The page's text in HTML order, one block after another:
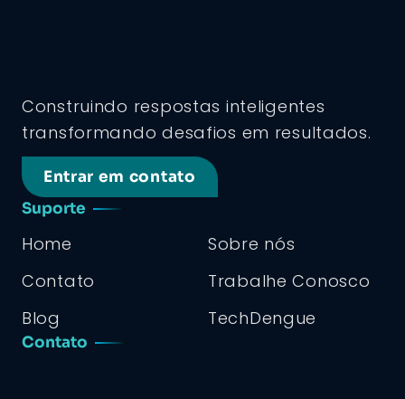
Construindo respostas inteligentes
transformando desafios em resultados.
Entrar em contato
Suporte
Home
Sobre nós
Contato
Trabalhe Conosco
Blog
TechDengue
Contato